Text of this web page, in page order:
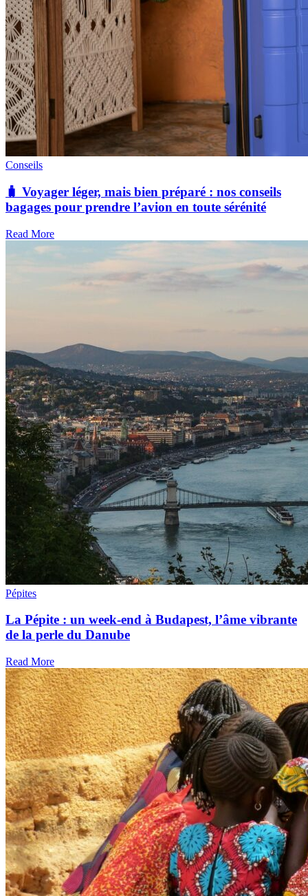
Conseils
🧳 Voyager léger, mais bien préparé : nos conseils
bagages pour prendre l’avion en toute sérénité
Read More
Pépites
La Pépite : un week-end à Budapest, l’âme vibrante
de la perle du Danube
Read More